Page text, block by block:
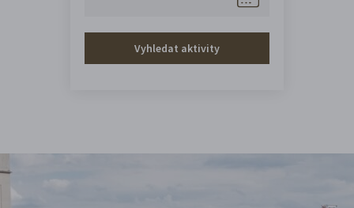
Vyhledat aktivity